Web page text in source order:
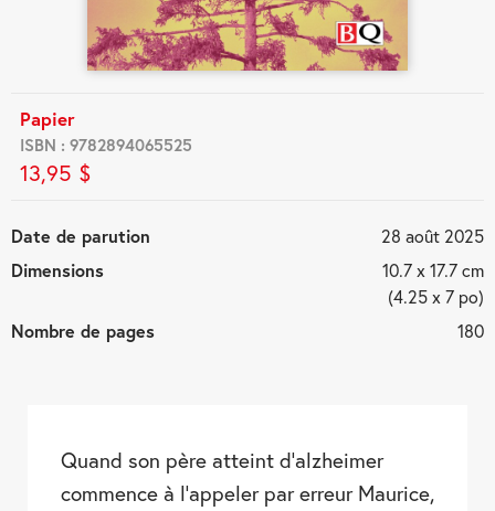
Papier
ISBN : 9782894065525
13,95 $
Date de parution
28 août 2025
Dimensions
10.7 x 17.7 cm
(4.25 x 7 po)
Nombre de pages
180
Quand son père atteint d’alzheimer
commence à l’appeler par erreur Maurice,